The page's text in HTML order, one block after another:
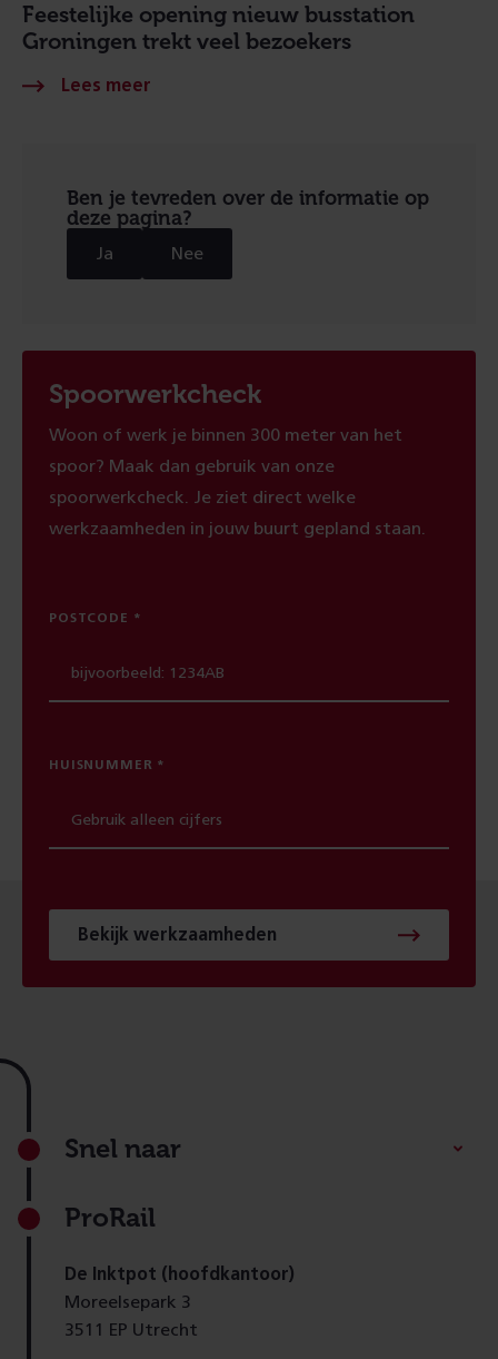
Feestelijke opening nieuw busstation
Groningen trekt veel bezoekers
Ben je tevreden over de informatie op
deze pagina?
Ja Nee
Spoorwerkcheck
Woon of werk je binnen 300 meter van het
spoor? Maak dan gebruik van onze
spoorwerkcheck. Je ziet direct welke
werkzaamheden in jouw buurt gepland staan.
POSTCODE
HUISNUMMER
Bekijk werkzaamheden
Footer
Snel naar
ProRail
De Inktpot (hoofdkantoor)
Moreelsepark 3
3511 EP Utrecht